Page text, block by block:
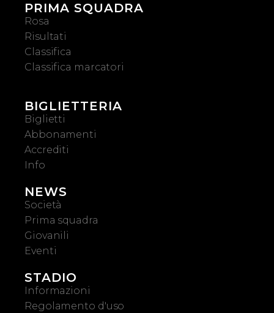
PRIMA SQUADRA
Rosa
Risultati
Classifica
Classifica marcatori
BIGLIETTERIA
Biglietti
Abbonamenti
Accrediti
Info
NEWS
Società
Prima squadra
Giovanili
Eventi
STADIO
Informazioni
Regolamento d'uso